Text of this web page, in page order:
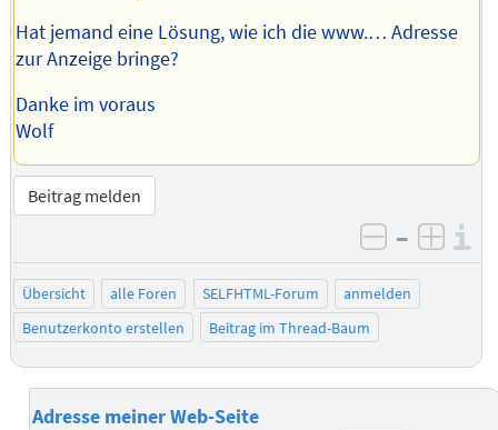
Hat jemand eine Lösung, wie ich die www.… Adresse
zur Anzeige bringe?
Danke im voraus
Wolf
Beitrag melden
negativ
–
Übersicht alle Foren SELFHTML-Forum
anmelden
Benutzerkonto erstellen
Beitrag im Thread-Baum
Adresse meiner Web-Seite